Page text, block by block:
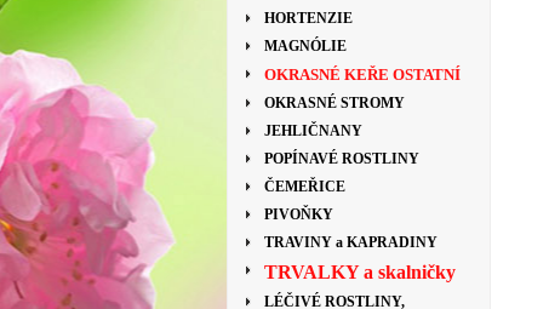
HORTENZIE
MAGNÓLIE
OKRASNÉ KEŘE OSTATNÍ
OKRASNÉ STROMY
JEHLIČNANY
POPÍNAVÉ ROSTLINY
ČEMEŘICE
PIVOŇKY
TRAVINY a KAPRADINY
TRVALKY a skalničky
LÉČIVÉ ROSTLINY,